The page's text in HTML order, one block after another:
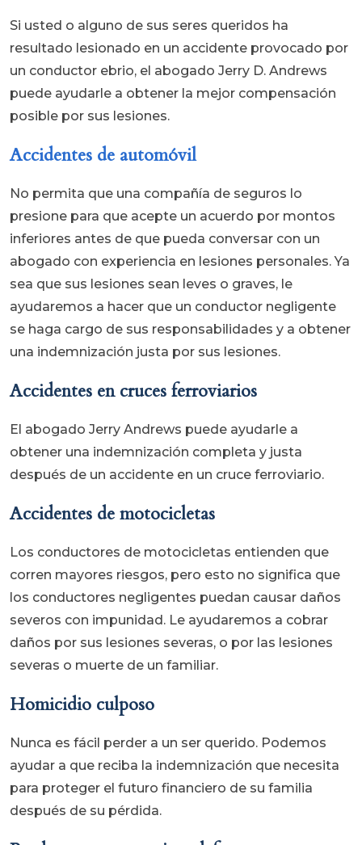
Si usted o alguno de sus seres queridos ha
resultado lesionado en un accidente provocado por
un conductor ebrio, el abogado Jerry D. Andrews
puede ayudarle a obtener la mejor compensación
posible por sus lesiones.
Accidentes de automóvil
No permita que una compañía de seguros lo
presione para que acepte un acuerdo por montos
inferiores antes de que pueda conversar con un
abogado con experiencia en lesiones personales. Ya
sea que sus lesiones sean leves o graves, le
ayudaremos a hacer que un conductor negligente
se haga cargo de sus responsabilidades y a obtener
una indemnización justa por sus lesiones.
Accidentes en cruces ferroviarios
El abogado Jerry Andrews puede ayudarle a
obtener una indemnización completa y justa
después de un accidente en un cruce ferroviario.
Accidentes de motocicletas
Los conductores de motocicletas entienden que
corren mayores riesgos, pero esto no significa que
los conductores negligentes puedan causar daños
severos con impunidad. Le ayudaremos a cobrar
daños por sus lesiones severas, o por las lesiones
severas o muerte de un familiar.
Homicidio culposo
Nunca es fácil perder a un ser querido. Podemos
ayudar a que reciba la indemnización que necesita
para proteger el futuro financiero de su familia
después de su pérdida.